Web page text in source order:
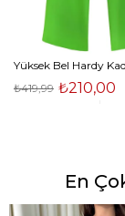
₺210,00
₺419,99
En